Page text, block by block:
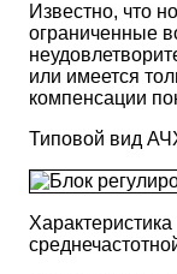
Известно, что
ограниченные
или имеется
компенсации
Типовой вид